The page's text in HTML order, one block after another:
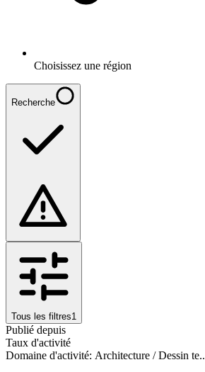
Choisissez une région
Recherche
Tous les filtres1
Publié depuis
Taux d'activité
Domaine d'activité: Architecture / Dessin te..